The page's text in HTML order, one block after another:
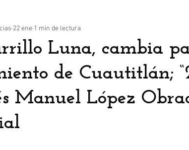
Luna, cambia
de Cuautitlán;
Manuel López
22 ene 1 min de lectura